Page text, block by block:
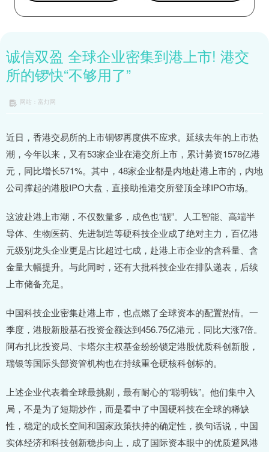
诚信双盈 全球企业密集到港上市! 港交
所的锣快“不够用了”
网站：富灯网
近日，香港交易所的上市铜锣再度供不应求。延续去年的上市热
潮，今年以来，又有53家企业在港交所上市，累计募资1578亿港
元，同比增长571%。其中，48家企业都是内地赴港上市的，内地
公司撑起的港股IPO大盘，直接助推港交所登顶全球IPO市场。
这波赴港上市潮，不仅数量多，成色也“靓”。人工智能、高端半
导体、生物医药、先进制造等硬科技企业成了绝对主力，百亿港
元级别龙头企业更是占比超过七成，赴港上市企业的含科量、含
金量大幅提升。与此同时，还有大批科技企业在排队递表，后续
上市储备充足。
中国科技企业密集赴港上市，也点燃了全球资本的配置热情。一
季度，港股新股基石投资金额达到456.75亿港元，同比大涨7倍。
阿布扎比投资局、卡塔尔主权基金纷纷锁定港股优质科创新股，
瑞银等国际头部资管机构也在持续重仓硬核科创标的。
上述企业代表着全球最挑剔，最有耐心的“聪明钱”。他们集中入
局，不是为了短期炒作，而是看中了中国硬科技在全球的稀缺
性，稳定的成长空间和国家政策扶持的确定性，换句话说，中国
实体经济和科技创新稳步向上，成了国际资本眼中的优质避风港